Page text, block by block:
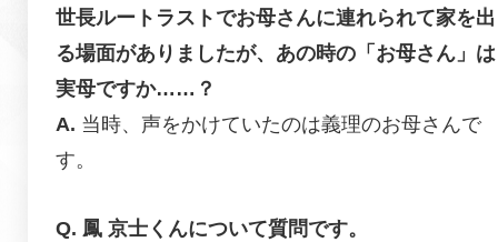
世長ルートラストでお母さんに連れられて家を出
る場面がありましたが、あの時の「お母さん」は
実母ですか……？
当時、声をかけていたのは義理のお母さんで
す。
鳳 京士くんについて質問です。